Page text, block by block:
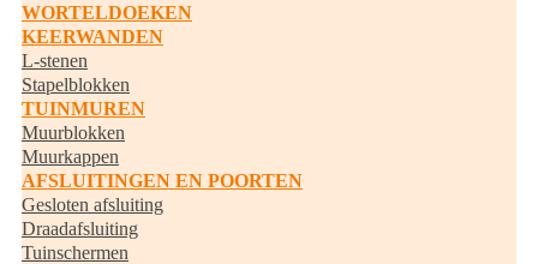
WORTELDOEKEN
KEERWANDEN
L-stenen
Stapelblokken
TUINMUREN
Muurblokken
Muurkappen
AFSLUITINGEN EN POORTEN
Gesloten afsluiting
Draadafsluiting
Tuinschermen